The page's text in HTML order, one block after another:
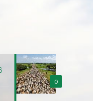
0